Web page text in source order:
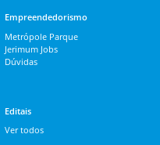
Empreendedorismo
Metrópole Parque
Jerimum Jobs
Dúvidas
Editais
Ver todos